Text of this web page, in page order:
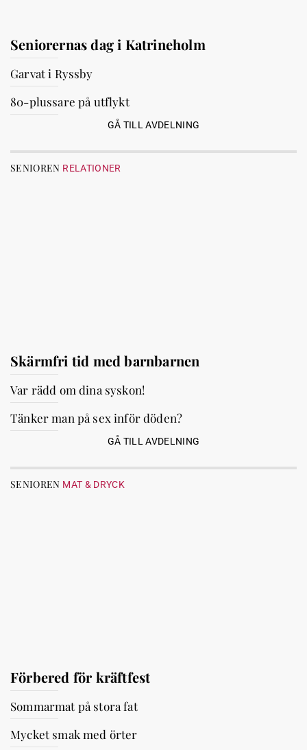
Seniorernas dag i Katrineholm
Garvat i Ryssby
80-plussare på utflykt
GÅ TILL AVDELNING
SENIOREN RELATIONER
Skärmfri tid med barnbarnen
Var rädd om dina syskon!
Tänker man på sex inför döden?
GÅ TILL AVDELNING
SENIOREN MAT & DRYCK
Förbered för kräftfest
Sommarmat på stora fat
Mycket smak med örter